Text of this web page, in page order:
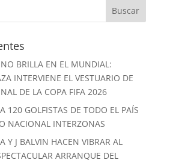
BRILLA EN EL MUNDIAL:
INTERVIENE EL VESTUARIO DE
DE LA COPA FIFA 2026
120 GOLFISTAS DE TODO EL PAÍS
NACIONAL INTERZONAS
Y J BALVIN HACEN VIBRAR AL
ARRANQUE DEL